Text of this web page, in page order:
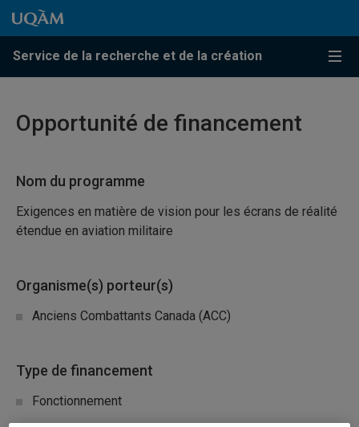
Passer au contenu
Accéder au menu principal
Accéder à la recherche
Passer au contenu
Accéder au menu principal
Service de la recherche et de la création
Menu
Opportunité de financement
Nom du programme
Exigences en matière de vision pour les écrans de réalité
étendue en aviation militaire
Organisme(s) porteur(s)
Anciens Combattants Canada (ACC)
Type de financement
Fonctionnement